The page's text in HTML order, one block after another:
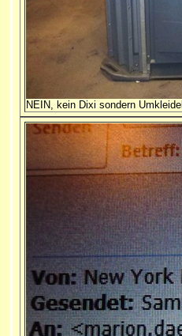
NEIN, kein Dixi sondern